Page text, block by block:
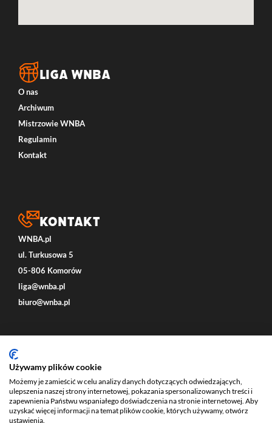
LIGA WNBA
O nas
Archiwum
Mistrzowie WNBA
Regulamin
Kontakt
Kontakt
WNBA.pl
ul. Turkusowa 5
05-806 Komorów
liga@wnba.pl
biuro@wnba.pl
Social
Używamy plików cookie
Możemy je zamieścić w celu analizy danych dotyczących odwiedzających,
ulepszenia naszej strony internetowej, pokazania spersonalizowanych treści i
zapewnienia Państwu wspaniałego doświadczenia na stronie internetowej. Aby
uzyskać więcej informacji na temat plików cookie, których używamy, otwórz
ustawienia.